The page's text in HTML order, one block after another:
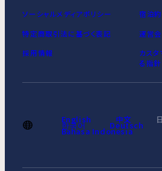
ソーシャルメディアポリシー 宿泊
特定商取引法に基づく表記 運営
採用情報
カスタ
る指針
English 中文
한국어 Deutsch
Bahasa Indonesia